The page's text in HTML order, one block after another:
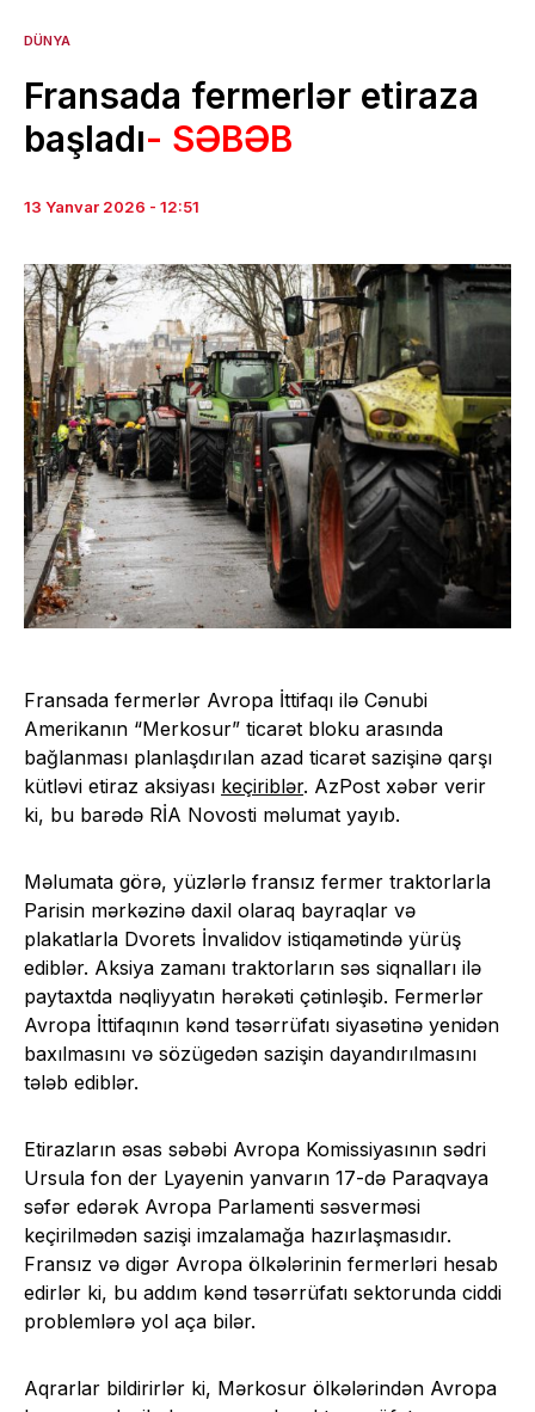
DÜNYA
Fransada fermerlər etiraza
başladı- SƏBƏB
13 Yanvar 2026 - 12:51
Fransada fermerlər Avropa İttifaqı ilə Cənubi
Amerikanın “Merkosur” ticarət bloku arasında
bağlanması planlaşdırılan azad ticarət sazişinə qarşı
kütləvi etiraz aksiyası keçiriblər. AzPost xəbər verir
ki, bu barədə RİA Novosti məlumat yayıb.
Məlumata görə, yüzlərlə fransız fermer traktorlarla
Parisin mərkəzinə daxil olaraq bayraqlar və
plakatlarla Dvorets İnvalidov istiqamətində yürüş
ediblər. Aksiya zamanı traktorların səs siqnalları ilə
paytaxtda nəqliyyatın hərəkəti çətinləşib. Fermerlər
Avropa İttifaqının kənd təsərrüfatı siyasətinə yenidən
baxılmasını və sözügedən sazişin dayandırılmasını
tələb ediblər.
Etirazların əsas səbəbi Avropa Komissiyasının sədri
Ursula fon der Lyayenin yanvarın 17-də Paraqvaya
səfər edərək Avropa Parlamenti səsverməsi
keçirilmədən sazişi imzalamağa hazırlaşmasıdır.
Fransız və digər Avropa ölkələrinin fermerləri hesab
edirlər ki, bu addım kənd təsərrüfatı sektorunda ciddi
problemlərə yol aça bilər.
Aqrarlar bildirirlər ki, Mərkosur ölkələrindən Avropa